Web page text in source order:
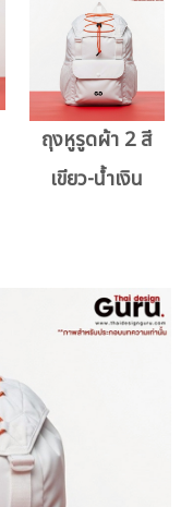
ถุงหูรูดผ้า 2 สี
เขียว-น้ำเงิน